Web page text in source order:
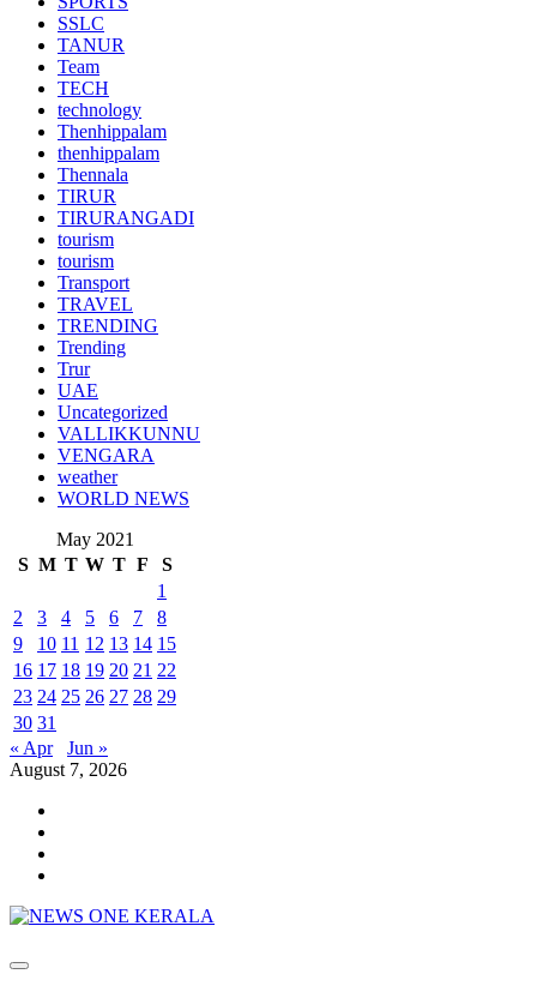
SSLC
TANUR
Team
TECH
technology
Thenhippalam
thenhippalam
Thennala
TIRUR
TIRURANGADI
tourism
tourism
Transport
TRAVEL
TRENDING
Trending
Trur
UAE
Uncategorized
VALLIKKUNNU
VENGARA
weather
WORLD NEWS
May 2021
S M T W T F
S
1
2
3 4 5 6 7
8
9
10 11 12 13 14 15
16 17 18 19 20 21 22
23 24 25 26 27 28 29
30 31
« Apr
Jun »
August 7, 2026
Primary